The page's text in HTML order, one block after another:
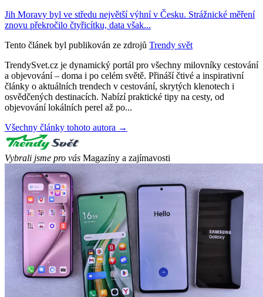
Jih Moravy byl ve středu největší výhní v Česku. Strážnické měření
znovu překročilo čtyřicítku, data však...
Tento článek byl publikován ze zdrojů Trendy svět
TrendySvet.cz je dynamický portál pro všechny milovníky cestování
a objevování – doma i po celém světě. Přináší čtivé a inspirativní
články o aktuálních trendech v cestování, skrytých klenotech i
osvědčených destinacích. Nabízí praktické tipy na cesty, od
objevování lokálních perel až po...
Všechny články tohoto autora →
Vybrali jsme pro vás Magazíny a zajímavosti